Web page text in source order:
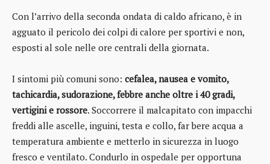
Con l’arrivo della seconda ondata di caldo africano, è in
agguato il pericolo dei colpi di calore per sportivi e non,
esposti al sole nelle ore centrali della giornata.
I sintomi più comuni sono: cefalea, nausea e vomito,
tachicardia, sudorazione, febbre anche oltre i 40 gradi,
vertigini e rossore. Soccorrere il malcapitato con impacchi
freddi alle ascelle, inguini, testa e collo, far bere acqua a
temperatura ambiente e metterlo in sicurezza in luogo
fresco e ventilato. Condurlo in ospedale per opportuna